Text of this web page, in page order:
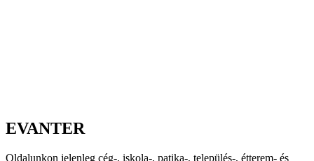
EVANTER
Oldalunkon jelenleg cég-, iskola-, patika-, település-, étterem- és